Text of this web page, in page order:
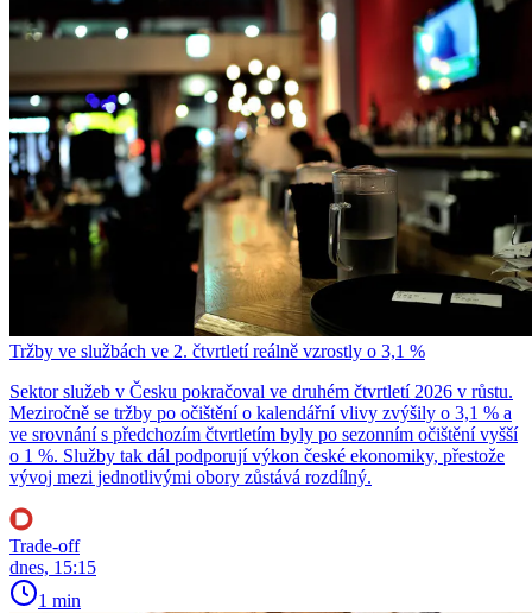
Tržby ve službách ve 2. čtvrtletí reálně vzrostly o 3,1 %
Sektor služeb v Česku pokračoval ve druhém čtvrtletí 2026 v růstu.
Meziročně se tržby po očištění o kalendářní vlivy zvýšily o 3,1 % a
ve srovnání s předchozím čtvrtletím byly po sezonním očištění vyšší
o 1 %. Služby tak dál podporují výkon české ekonomiky, přestože
vývoj mezi jednotlivými obory zůstává rozdílný.
Trade-off
dnes, 15:15
1 min